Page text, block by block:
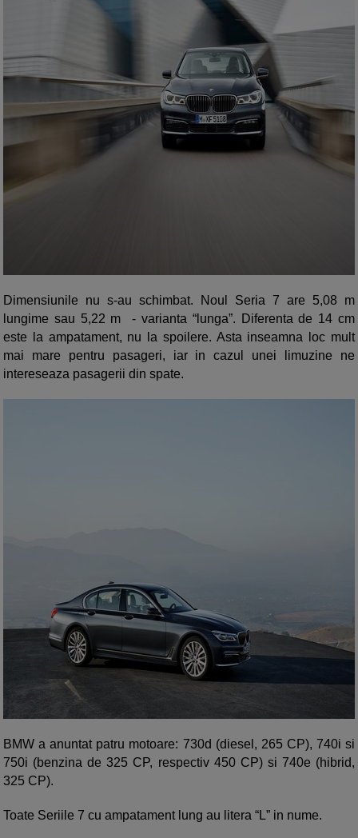
Dimensiunile nu s-au schimbat. Noul Seria 7 are 5,08 m
lungime sau 5,22 m - varianta “lunga”. Diferenta de 14 cm
este la ampatament, nu la spoilere. Asta inseamna loc mult
mai mare pentru pasageri, iar in cazul unei limuzine ne
intereseaza pasagerii din spate.
BMW a anuntat patru motoare: 730d (diesel, 265 CP), 740i si
750i (benzina de 325 CP, respectiv 450 CP) si 740e (hibrid,
325 CP).
Toate Seriile 7 cu ampatament lung au litera “L” in nume.